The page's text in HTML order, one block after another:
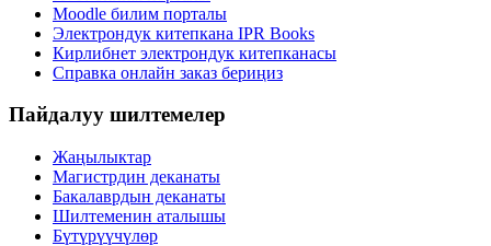
Moodle билим порталы
Электрондук китепкана IPR Books
Кирлибнет электрондук китепканасы
Справка онлайн заказ бериңиз
Пайдалуу шилтемелер
Жаңылыктар
Магистрдин деканаты
Бакалаврдын деканаты
Шилтеменин аталышы
Бүтүрүүчүлөр